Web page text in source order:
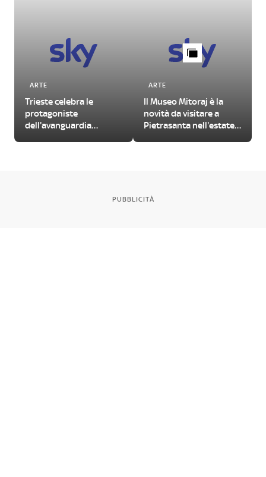
ARTE
Trieste celebra le
protagoniste
dell'avanguardia
ARTE
Il Museo Mitoraj è la
novità da visitare a
Pietrasanta nell'estate
PUBBLICITÀ